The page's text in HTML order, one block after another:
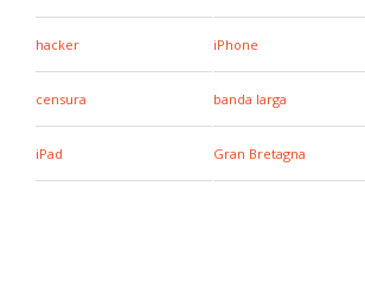
hacker iPhone
censura banda larga
iPad Gran Bretagna